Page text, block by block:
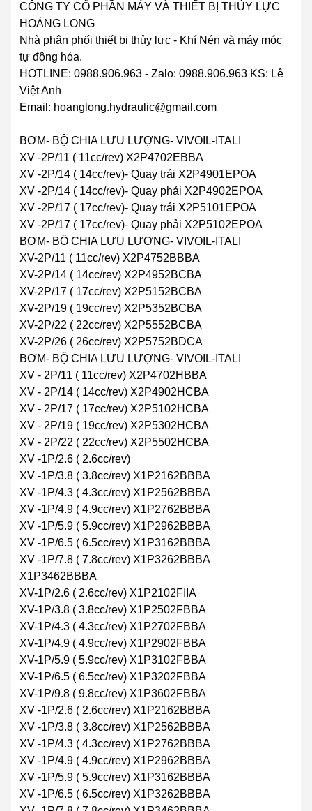
CÔNG TY CỔ PHẦN MÁY VÀ THIẾT BỊ THỦY LỰC
HOÀNG LONG
Nhà phân phối thiết bị thủy lực - Khí Nén và máy móc
tự động hóa.
HOTLINE: 0988.906.963 - Zalo: 0988.906.963 KS: Lê
Việt Anh
Email: hoanglong.hydraulic@gmail.com
BƠM- BỘ CHIA LƯU LƯỢNG- VIVOIL-ITALI
XV -2P/11 ( 11cc/rev) X2P4702EBBA
XV -2P/14 ( 14cc/rev)- Quay trái X2P4901EPOA
XV -2P/14 ( 14cc/rev)- Quay phải X2P4902EPOA
XV -2P/17 ( 17cc/rev)- Quay trái X2P5101EPOA
XV -2P/17 ( 17cc/rev)- Quay phải X2P5102EPOA
BƠM- BỘ CHIA LƯU LƯỢNG- VIVOIL-ITALI
XV-2P/11 ( 11cc/rev) X2P4752BBBA
XV-2P/14 ( 14cc/rev) X2P4952BCBA
XV-2P/17 ( 17cc/rev) X2P5152BCBA
XV-2P/19 ( 19cc/rev) X2P5352BCBA
XV-2P/22 ( 22cc/rev) X2P5552BCBA
XV-2P/26 ( 26cc/rev) X2P5752BDCA
BƠM- BỘ CHIA LƯU LƯỢNG- VIVOIL-ITALI
XV - 2P/11 ( 11cc/rev) X2P4702HBBA
XV - 2P/14 ( 14cc/rev) X2P4902HCBA
XV - 2P/17 ( 17cc/rev) X2P5102HCBA
XV - 2P/19 ( 19cc/rev) X2P5302HCBA
XV - 2P/22 ( 22cc/rev) X2P5502HCBA
XV -1P/2.6 ( 2.6cc/rev)
XV -1P/3.8 ( 3.8cc/rev) X1P2162BBBA
XV -1P/4.3 ( 4.3cc/rev) X1P2562BBBA
XV -1P/4.9 ( 4.9cc/rev) X1P2762BBBA
XV -1P/5.9 ( 5.9cc/rev) X1P2962BBBA
XV -1P/6.5 ( 6.5cc/rev) X1P3162BBBA
XV -1P/7.8 ( 7.8cc/rev) X1P3262BBBA
X1P3462BBBA
XV-1P/2.6 ( 2.6cc/rev) X1P2102FIIA
XV-1P/3.8 ( 3.8cc/rev) X1P2502FBBA
XV-1P/4.3 ( 4.3cc/rev) X1P2702FBBA
XV-1P/4.9 ( 4.9cc/rev) X1P2902FBBA
XV-1P/5.9 ( 5.9cc/rev) X1P3102FBBA
XV-1P/6.5 ( 6.5cc/rev) X1P3202FBBA
XV-1P/9.8 ( 9.8cc/rev) X1P3602FBBA
XV -1P/2.6 ( 2.6cc/rev) X1P2162BBBA
XV -1P/3.8 ( 3.8cc/rev) X1P2562BBBA
XV -1P/4.3 ( 4.3cc/rev) X1P2762BBBA
XV -1P/4.9 ( 4.9cc/rev) X1P2962BBBA
XV -1P/5.9 ( 5.9cc/rev) X1P3162BBBA
XV -1P/6.5 ( 6.5cc/rev) X1P3262BBBA